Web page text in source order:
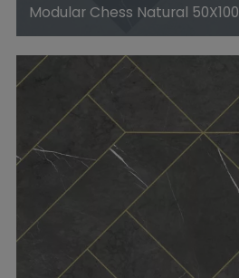
Modular Chess Natural 50X100